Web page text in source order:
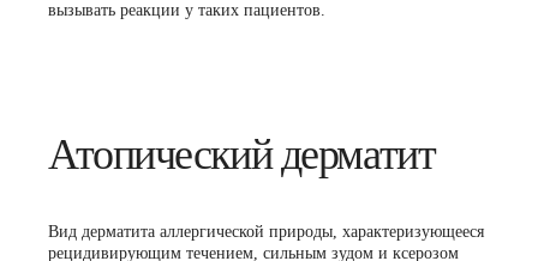
вызывать реакции у таких пациентов.
Атопический дерматит
Вид дерматита аллергической природы, характеризующееся
рецидивирующим течением, сильным зудом и ксерозом